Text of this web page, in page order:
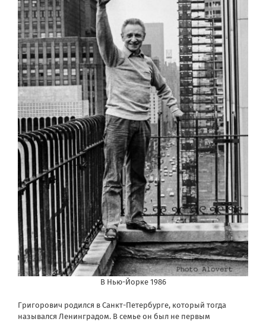
В Нью-Йорке 1986
Григорович родился в Санкт-Петербурге, который тогда
назывался Ленинградом. В семье он был не первым